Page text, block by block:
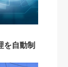
を自動制